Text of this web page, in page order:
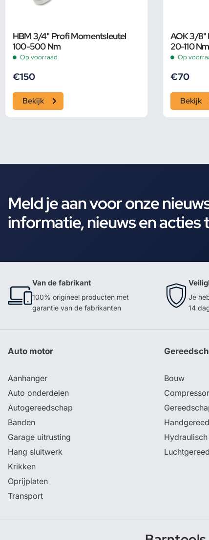
HBM 3/4" Profi Momentsleutel
100-500 Nm
Op voorraad
€150
Bekijk
AOK 3/8"
20-110 Nm
Op
€70
Bekijk
Meld je aan voor onze
informatie, nieuws en acties
Van de fabrikant
100% origineel producten met
garantie van de fabrikanten
Je
14
Auto motor
Aanhanger
Auto onderdelen
Autogereedschap
Banden
Garage uitrusting
Hang sluitwerk
Krikken
Oprijplaten
Transport
Bouw